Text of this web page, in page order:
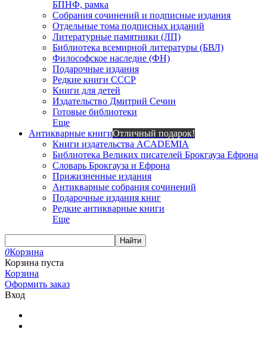
БПНФ, рамка
Собрания сочинений и подписные издания
Отдельные тома подписных изданий
Литературные памятники (ЛП)
Библиотека всемирной литературы (БВЛ)
Философское наследие (ФН)
Подарочные издания
Редкие книги СССР
Книги для детей
Издательство Дмитрий Сечин
Готовые библиотеки
Еще
Антикварные книгиОтличный подарок!
Книги издательства ACADEMIA
Библиотека Великих писателей Брокгауза Ефрона
Словарь Брокгауза и Ефрона
Прижизненные издания
Антикварные собрания сочинений
Подарочные издания книг
Редкие антикварные книги
Еще
Найти
0Корзина
Корзина пуста
Корзина
Оформить заказ
Вход